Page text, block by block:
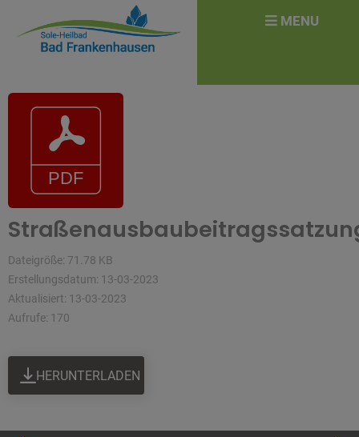
Dateigröße: 71.78 KB
Erstellungsdatum: 13-03-2023
Aktualisiert: 13-03-2023
Aufrufe: 170
HERUNTERLADEN
for: